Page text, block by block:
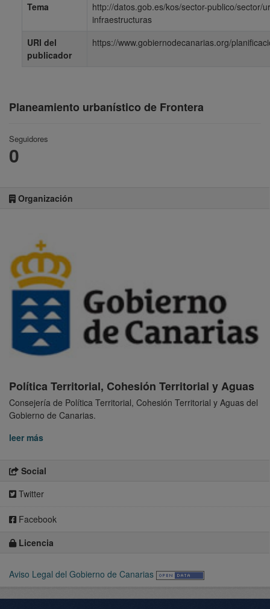
Planeamiento urbanístico de Frontera
Seguidores
0
Organización
Política Territorial, Cohesión Territorial y Aguas
Consejería de Política Territorial, Cohesión Territorial y Aguas del
Gobierno de Canarias.
leer más
Social
Twitter
Facebook
Licencia
Aviso Legal del Gobierno de Canarias
Tema
http://datos.gob.es/kos/sector-publico/sector/
infraestructuras
URI del
publicador
https://www.gobiernodecanarias.org/